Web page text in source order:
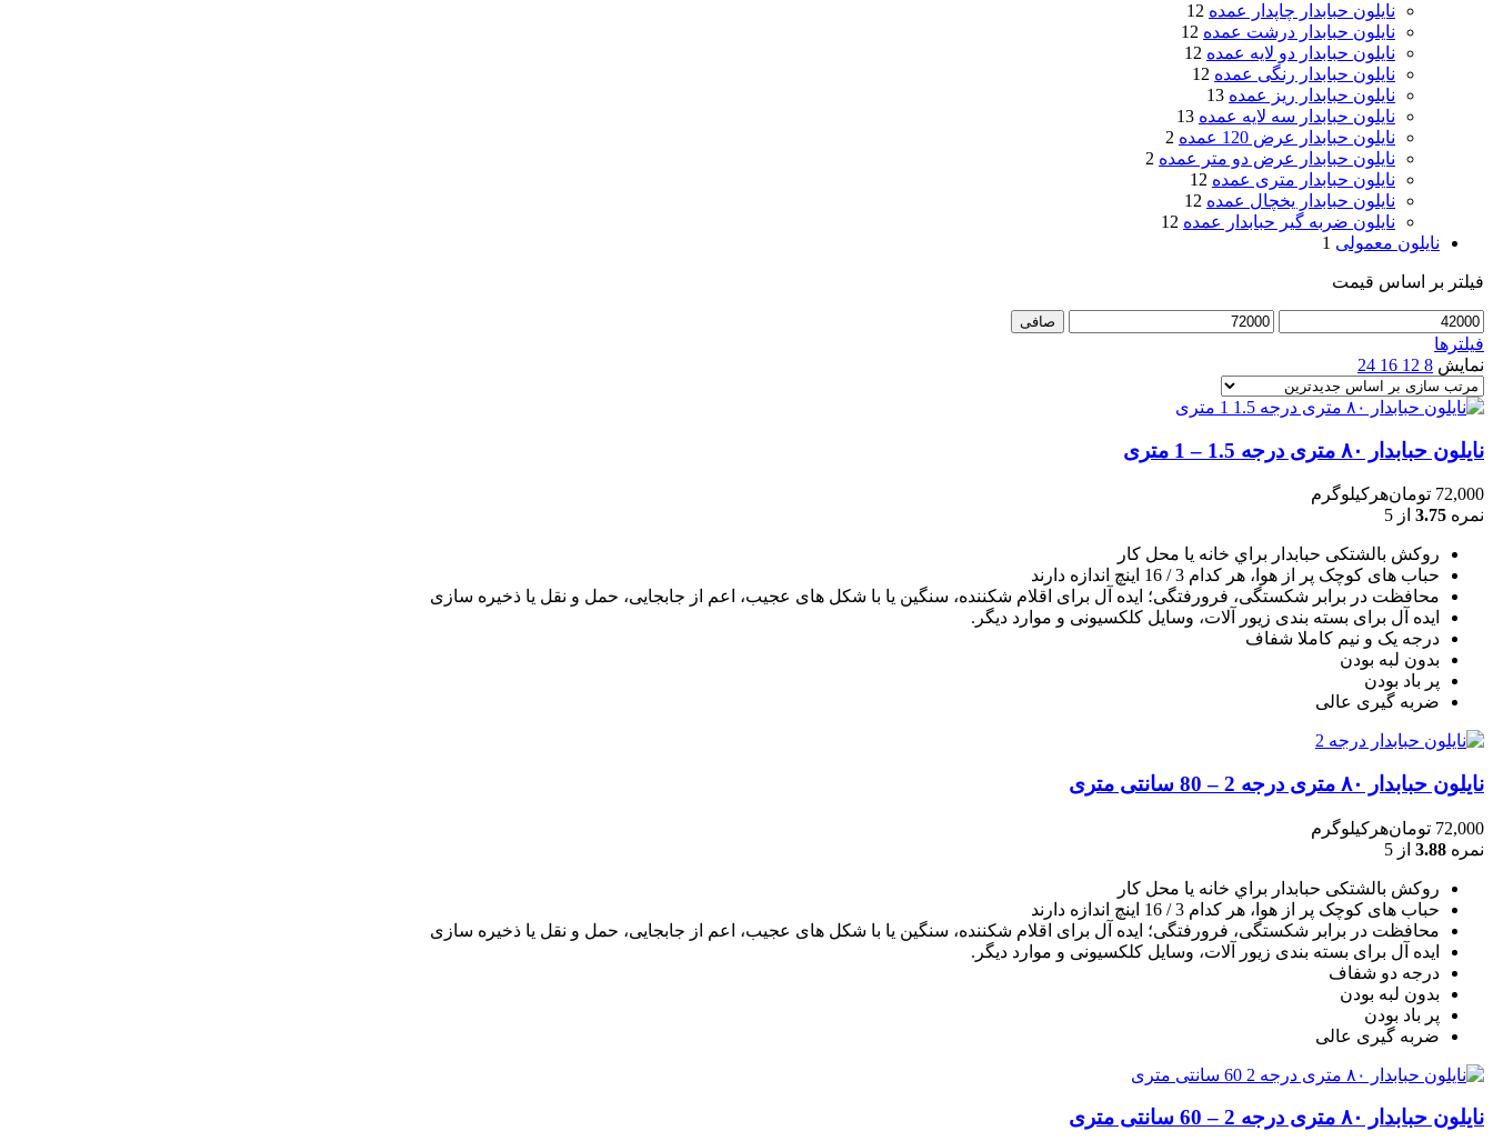
نایلون حبابدار چاپدار عمده 12
نایلون حبابدار درشت عمده 12
نایلون حبابدار دو لایه عمده 12
نایلون حبابدار رنگی عمده 12
نایلون حبابدار ریز عمده 13
نایلون حبابدار سه لایه عمده 13
نایلون حبابدار عرض 120 عمده
2
نایلون حبابدار عرض دو متر عمده 2
نایلون حبابدار متری عمده 12
نایلون حبابدار یخچال عمده 12
نایلون ضربه گیر حبابدار عمده 12
نایلون معمولی 1
فیلتر بر اساس قیمت
حداقل
قیمت
حداكثر
صافی
فیلترها
نمایش 8
12
16
24
نایلون حبابدار ۸۰ متری درجه 1.5 – 1 متری
72,000 تومانهرکیلوگرم
نمره 3.75 از 5
روکش بالشتکی حبابدار براي خانه يا محل کار
حباب های کوچک پر از هوا، هر کدام 3 / 16 اينچ اندازه دارند
محافظت در برابر شکستگی، فرورفتگی؛ ايده آل برای اقلام شکننده، سنگين يا با شکل های عجيب، اعم از جابجايی، حمل و نقل يا ذخيره سازی
ایده آل برای بسته بندی زیور آلات، وسایل کلکسیونی و موارد دیگر.
درجه یک و نیم کاملا شفاف
بدون لبه بودن
پر باد بودن
ضربه گیری عالی
نایلون حبابدار ۸۰ متری درجه 2 – 80 سانتی متری
72,000 تومانهرکیلوگرم
نمره 3.88 از 5
روکش بالشتکی حبابدار براي خانه يا محل کار
حباب های کوچک پر از هوا، هر کدام 3 / 16 اينچ اندازه دارند
محافظت در برابر شکستگی، فرورفتگی؛ ايده آل برای اقلام شکننده، سنگين يا با شکل های عجيب، اعم از جابجايی، حمل و نقل يا ذخيره سازی
ایده آل برای بسته بندی زیور آلات، وسایل کلکسیونی و موارد دیگر.
درجه دو شفاف
بدون لبه بودن
پر باد بودن
ضربه گیری عالی
نایلون حبابدار ۸۰ متری درجه 2 – 60 سانتی متری